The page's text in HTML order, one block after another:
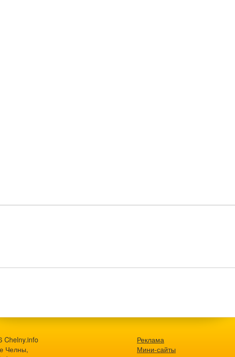
Chelny.info
Челны,
Реклама
Мини-сайты